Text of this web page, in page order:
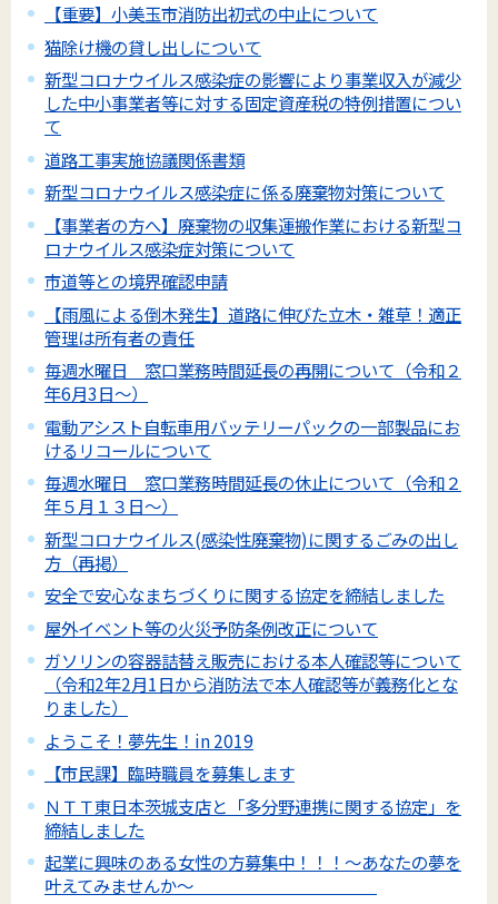
【重要】小美玉市消防出初式の中止について
猫除け機の貸し出しについて
新型コロナウイルス感染症の影響により事業収入が減少
した中小事業者等に対する固定資産税の特例措置につい
て
道路工事実施協議関係書類
新型コロナウイルス感染症に係る廃棄物対策について
【事業者の方へ】廃棄物の収集運搬作業における新型コ
ロナウイルス感染症対策について
市道等との境界確認申請
【雨風による倒木発生】道路に伸びた立木・雑草！適正
管理は所有者の責任
毎週水曜日 窓口業務時間延長の再開について（令和２
年6月3日～）
電動アシスト自転車用バッテリーパックの一部製品にお
けるリコールについて
毎週水曜日 窓口業務時間延長の休止について（令和２
年５月１３日～）
新型コロナウイルス(感染性廃棄物)に関するごみの出し
方（再掲）
安全で安心なまちづくりに関する協定を締結しました
屋外イベント等の火災予防条例改正について
ガソリンの容器詰替え販売における本人確認等について
（令和2年2月1日から消防法で本人確認等が義務化とな
りました）
ようこそ！夢先生！in 2019
【市民課】臨時職員を募集します
ＮＴＴ東日本茨城支店と「多分野連携に関する協定」を
締結しました
起業に興味のある女性の方募集中！！！～あなたの夢を
叶えてみませんか～